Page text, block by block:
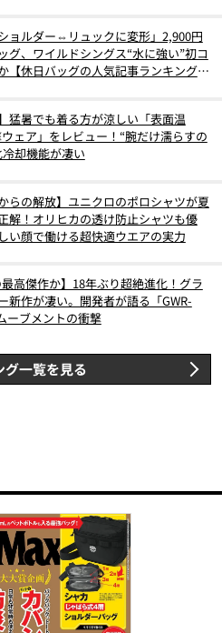
ョルダー⇔リュックに変形」2,900円
グ、ワイルドシングス“水に強い”初コ
【休日バッグの人気記事ランキングベ
猛暑でも着る方が涼しい「表面温
ェア」をレビュー！“腕だけ濡らすの
却機能が凄い
らの解放】ユニクロのポロシャツが夏
解！オリヒカの透け防止シャツも優
い顔で働ける超快適ウエアの実力
最高傑作か】18年ぶり超絶進化！グラ
新作が凄い。開発者が語る「GWR-
ーブメントの衝撃
グ一覧を見る